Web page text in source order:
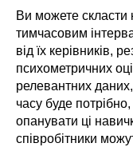
Ви можете скласти
тимчасовим
від їх керівників,
психометричних
релевантних даних,
часу буде
опанувати ці
співробітники